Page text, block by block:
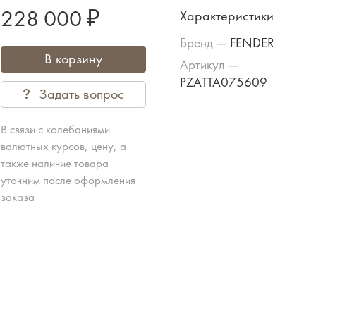
228 000 ₽
В корзину
Задать вопрос
В связи с колебаниями
валютных курсов, цену, а
также наличие товара
уточним после оформления
заказа
Характеристики
Бренд — FENDER
Артикул —
PZATTA075609